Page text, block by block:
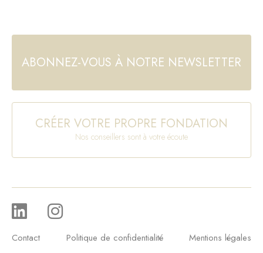
ABONNEZ-VOUS À NOTRE NEWSLETTER
CRÉER VOTRE PROPRE FONDATION
Nos conseillers sont à votre écoute
Contact Politique de confidentialité Mentions légales